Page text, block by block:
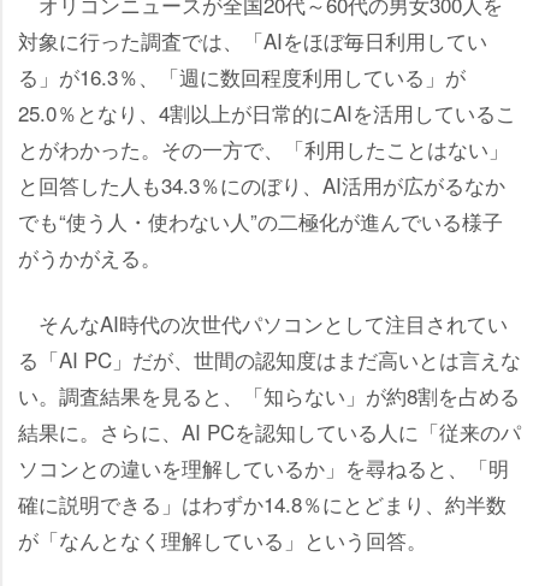
対象に行った調査では、「AIをほぼ毎日利用してい
る」が16.3％、「週に数回程度利用している」が
25.0％となり、4割以上が日常的にAIを活用しているこ
とがわかった。その一方で、「利用したことはない」
と回答した人も34.3％にのぼり、AI活用が広がるなか
でも“使う人・使わない人”の二極化が進んでいる様子
がうかがえる。
そんなAI時代の次世代パソコンとして注目されてい
る「AI PC」だが、世間の認知度はまだ高いとは言えな
い。調査結果を見ると、「知らない」が約8割を占める
結果に。さらに、AI PCを認知している人に「従来のパ
ソコンとの違いを理解しているか」を尋ねると、「明
確に説明できる」はわずか14.8％にとどまり、約半数
が「なんとなく理解している」という回答。